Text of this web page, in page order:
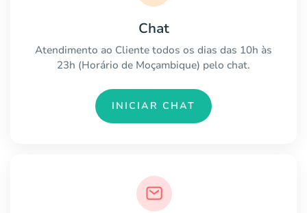
Chat
Atendimento ao Cliente todos os dias das 10h às
23h (Horário de Moçambique) pelo chat.
INICIAR CHAT